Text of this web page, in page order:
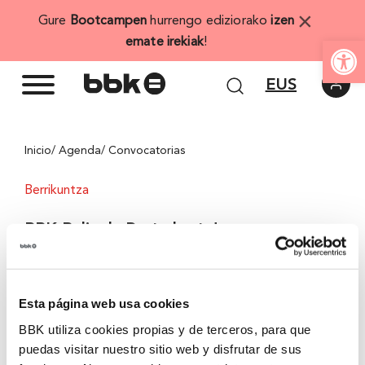
Esta página web usa cookies
BBK utiliza cookies propias y de terceros, para que
puedas visitar nuestro sitio web y disfrutar de sus
Gure Bootcampen hurrengo ediziorakoizen
emate irekiak!
×
EUS
Inicio/ Agenda/ Convocatorias
Berrikuntza
Eztabaida-gunea
Har ezazu parte gure eztabaidetan (fisiko zein
birtualetan), eta zenbait gai jorratuko ditugu